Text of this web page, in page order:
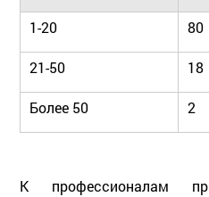
1-20 80
21-50 18
Более 50 2
К профессионалам